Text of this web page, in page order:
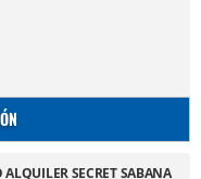
SECRET SABANA